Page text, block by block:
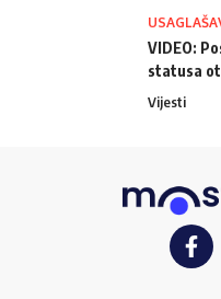
VIDEO:
statusa
Vijesti